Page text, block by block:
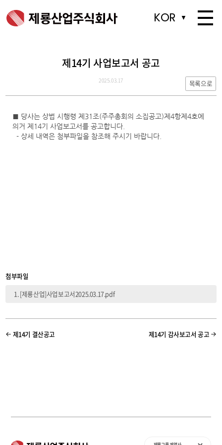
KOR ▼
KOR ▼
제14기 사업보고서 공고
2025.03.17 목록으로
■ 당사는 상법 시행령 제31조(주주총회의 소집공고)제4항제4호에
의거 제14기 사업보고서를 공고합니다.
- 상세 내역은 첨부파일을 참조해 주시기 바랍니다.
첨부파일
[제룡산업]사업보고서2025.03.17.pdf
제14기 결산공고 제14기 감사보고서 공고